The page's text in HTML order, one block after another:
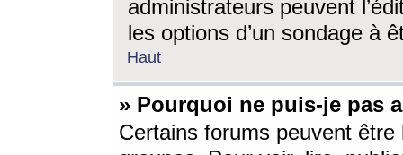
administrateurs peuvent
les options d’un sondage à
Haut
» Pourquoi ne puis-je pas
Certains forums peuvent être